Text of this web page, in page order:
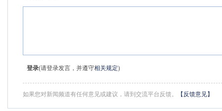
登录(请登录发言，并遵守相关规定)
如果您对新闻频道有任何意见或建议，请到交流平台反馈。 【反馈意见】